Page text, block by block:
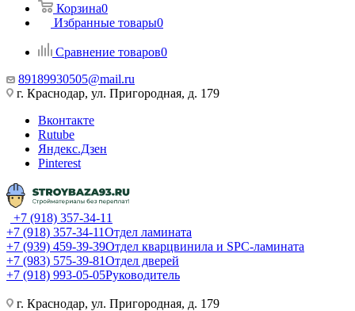
Корзина0
Избранные товары0
Сравнение товаров0
89189930505@mail.ru
г. Краснодар, ул. Пригородная, д. 179
Вконтакте
Rutube
Яндекс.Дзен
Pinterest
+7 (918) 357-34-11
+7 (918) 357-34-11Отдел ламината
+7 (939) 459-39-39Отдел кварцвинила и SPC-ламината
+7 (983) 575-39-81Отдел дверей
+7 (918) 993-05-05Руководитель
г. Краснодар, ул. Пригородная, д. 179